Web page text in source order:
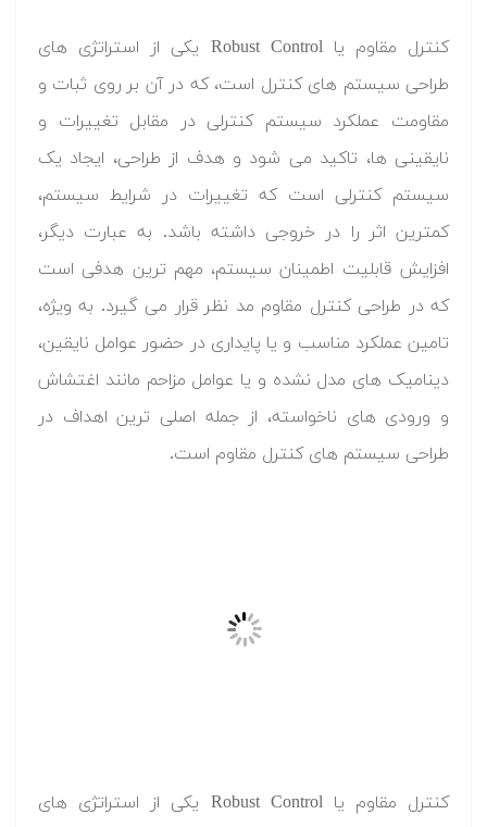
کنترل مقاوم یا Robust Control یکی از استراتژی های
طراحی سیستم های کنترل است، که در آن بر روی ثبات و
مقاومت عملکرد سیستم کنترلی در مقابل تغییرات و
نایقینی ها، تاکید می شود و هدف از طراحی، ایجاد یک
سیستم کنترلی است که تغییرات در شرایط سیستم،
کمترین اثر را در خروجی داشته باشد. به عبارت دیگر،
افزایش قابلیت اطمینان سیستم، مهم ترین هدفی است
که در طراحی کنترل مقاوم مد نظر قرار می گیرد. به ویژه،
تامین عملکرد مناسب و یا پایداری در حضور عوامل نایقین،
دینامیک های مدل نشده و یا عوامل مزاحم مانند اغتشاش
و ورودی های ناخواسته، از جمله اصلی ترین اهداف در
طراحی سیستم های کنترل مقاوم است.
کنترل مقاوم یا Robust Control یکی از استراتژی های